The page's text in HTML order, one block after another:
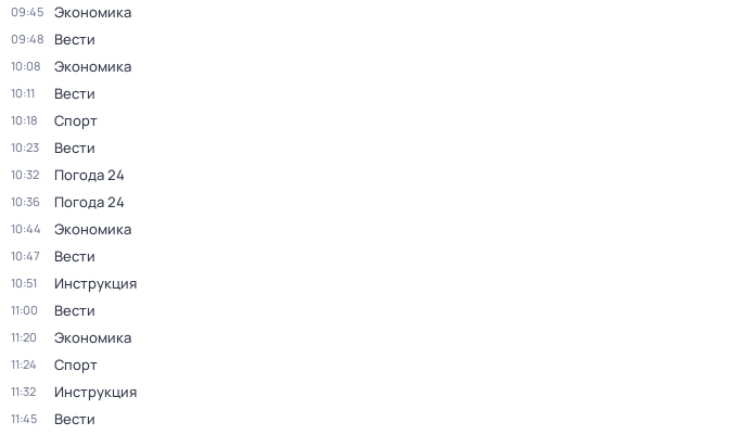
09:45 Экономика
09:48 Вести
10:08 Экономика
10:11 Вести
10:18 Спорт
10:23 Вести
10:32 Погода 24
10:36 Погода 24
10:44 Экономика
10:47 Вести
10:51 Инструкция
11:00 Вести
11:20 Экономика
11:24 Спорт
11:32 Инструкция
11:45 Вести